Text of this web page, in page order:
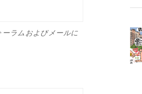
ラムおよびメールに